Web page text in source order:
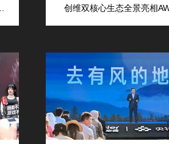
创维双核心生态全景亮相